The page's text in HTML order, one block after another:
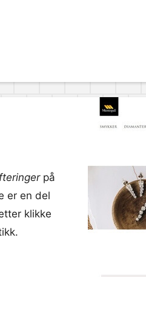
på
er en del
klikke